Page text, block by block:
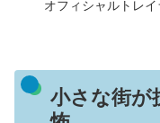
オフィシャルトレイ
小さな街が